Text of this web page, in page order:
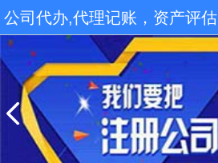
公司代办,代理记账，资产评估